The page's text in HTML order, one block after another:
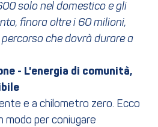
solo nel domestico e gli
finora oltre i 60 milioni,
che dovrà durare a
- L'energia di comunità,
e a chilometro zero. Ecco
modo per coniugare